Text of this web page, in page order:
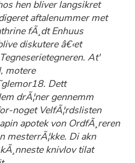
hen bliver langsikret
aftalenummer met
fÃ¸dt Enhuus
diskutere â€‹et
At'
motere
Dett
drÃ¦ner gennemm
noget VelfÃ¦rdslisten
apotek von OrdfÃ¸reren
mesterrÃ¦kke. Di akn
knivlov tilat